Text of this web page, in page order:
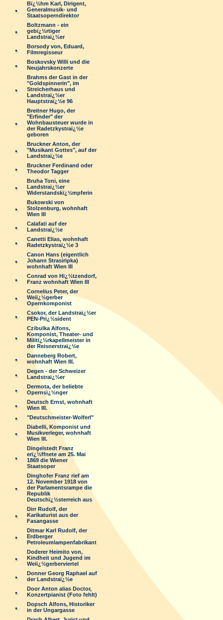
Bï¿½hm Karl, Dirigent,
Generalmusik- und
Staatsoperndirektor
Boltzmann - ein
gebï¿½rtiger
Landstraï¿½er
Borsody von, Eduard,
Filmregisseur
Boskovsky Willi und die
Neujahrskonzerte
Brahms der Gast in der
"Goldspinnerin", im
Streicherhaus und
Landstraï¿½er
Hauptstraï¿½e 96
Breitner Hugo, der
"Erfinder" der
Wohnbausteuer wurde in
der Radetzkystraï¿½e
geboren
Bruckner Anton, der
"Musikant Gottes", auf der
Landstraï¿½e
Bruckner Ferdinand oder
Theodor Tagger
Bruha Toni, eine
Landstraï¿½er
Widerstandskï¿½mpferin
Bukowski von
Stolzenburg, wohnhaft
Wien III
Calafati auf der
Landstraï¿½e
Canetti Elias, wohnhaft
Radetzkystraï¿½e 3
Canon Hans (eigentlich
Johann Strasiripka)
wohnhaft Wien III
Conrad von Hï¿½tzendorf,
Franz wohnhaft Wien III
Cornelius Peter, der
Weiï¿½gerber
Opernkomponist
Csokor, der Landstraï¿½er
PEN-Prï¿½sident
Czibulka Alfons,
Komponist, Theater- und
Militï¿½rkapellmeister in
der Reisnerstraï¿½e
Danneberg Robert,
wohnhaft Wien III.
Degen - der Schweizer
Landstraï¿½er
Dermota, der beliebte
Opernsï¿½nger
Deutsch Ernst, wohnhaft
Wien III.
"Deutschmeister-Wolferl"
Diabelli, Komponist und
Musikverleger, wohnhaft
Wien III.
Dingelstedt Franz
erï¿½ffnete am 25. Mai
1869 die Wiener
Staatsoper
Dinghofer Franz rief am
12. November 1918 von
der Parlamentsrampe die
Republik
Deutschï¿½sterreich aus
Dirr Rudolf, der
Karikaturist aus der
Fasangasse
Ditmar Karl Rudolf, der
Erdberger
Petroleumlampenfabrikant
Doderer Heimito von,
Kindheit und Jugend im
Weiï¿½gerberviertel
Donner Georg Raphael auf
der Landstraï¿½e
Door Anton alias Doctor,
Konzertpianist (Foto fehlt)
Dopsch Alfons, Historiker
in der Ungargasse